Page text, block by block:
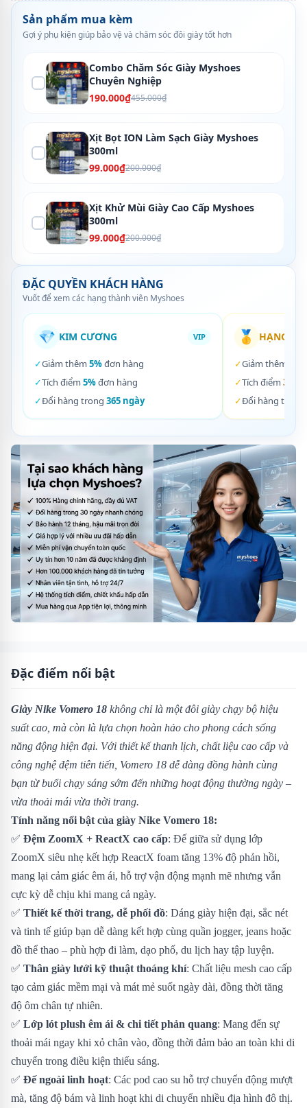
Sản phẩm mua kèm
Gợi ý phụ kiện giúp bảo vệ và chăm sóc đôi giày tốt hơn
Combo Chăm Sóc Giày Myshoes
Chuyên Nghiệp
190.000₫455.000₫
Xịt Bọt ION Làm Sạch Giày Myshoes
300ml
99.000₫200.000₫
Xịt Khử Mùi Giày Cao Cấp Myshoes
300ml
99.000₫200.000₫
ĐẶC QUYỀN KHÁCH HÀNG
Vuốt để xem các hạng thành viên Myshoes
💎 KIM CƯƠNG VIP
✓Giảm thêm 5%đơn hàng
✓Tích điểm 5%đơn hàng
✓Đổi hàng trong 365 ngày
🥇 HẠNG
✓Giảm thêm
✓Tích điểm 3%
✓Đổi hàng trong
Đặc điểm nổi bật
Giày Nike Vomero 18 không chỉ là một đôi giày chạy bộ hiệu
suất cao, mà còn là lựa chọn hoàn hảo cho phong cách sống
năng động hiện đại. Với thiết kế thanh lịch, chất liệu cao cấp và
công nghệ đệm tiên tiến, Vomero 18 dễ dàng đồng hành cùng
bạn từ buổi chạy sáng sớm đến những hoạt động thường ngày –
vừa thoải mái vừa thời trang.
Tính năng nổi bật của giày Nike Vomero 18:
✅ Đệm ZoomX + ReactX cao cấp: Đế giữa sử dụng lớp
ZoomX siêu nhẹ kết hợp ReactX foam tăng 13% độ phản hồi,
mang lại cảm giác êm ái, hỗ trợ vận động mạnh mẽ nhưng vẫn
cực kỳ dễ chịu khi mang cả ngày.
✅ Thiết kế thời trang, dễ phối đồ: Dáng giày hiện đại, sắc nét
và tinh tế giúp bạn dễ dàng kết hợp cùng quần jogger, jeans hoặc
đồ thể thao – phù hợp đi làm, dạo phố, du lịch hay tập luyện.
✅ Thân giày lưới kỹ thuật thoáng khí: Chất liệu mesh cao cấp
tạo cảm giác mềm mại và mát mẻ suốt ngày dài, đồng thời tăng
độ ôm chân tự nhiên.
✅ Lớp lót plush êm ái & chi tiết phản quang: Mang đến sự
thoải mái ngay khi xỏ chân vào, đồng thời đảm bảo an toàn khi di
chuyển trong điều kiện thiếu sáng.
✅ Đế ngoài linh hoạt: Các pod cao su hỗ trợ chuyển động mượt
mà, tăng độ bám và linh hoạt khi di chuyển nhiều địa hình đô thị.